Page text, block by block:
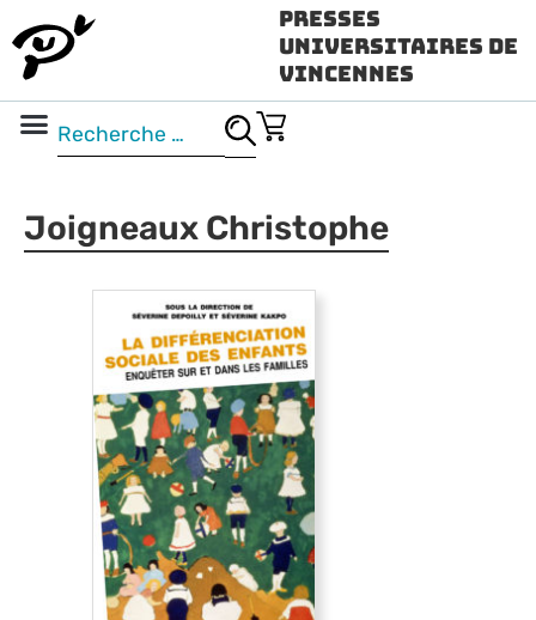
Presses
Universitaires de
Vincennes
Joigneaux Christophe